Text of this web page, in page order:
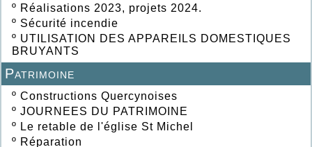
º Réalisations 2023, projets 2024.
º Sécurité incendie
º UTILISATION DES APPAREILS DOMESTIQUES
BRUYANTS
Patrimoine
º Constructions Quercynoises
º JOURNEES DU PATRIMOINE
º Le retable de l'église St Michel
º Réparation